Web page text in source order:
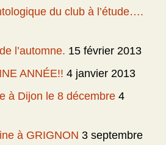
du club à l’étude….
l’automne. 15 février 2013
ANNÉE!! 4 janvier 2013
à Dijon le 8 décembre 4
à GRIGNON 3 septembre